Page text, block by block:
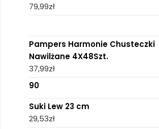
79,99zł
Pampers Harmonie Chusteczki
Nawilżane 4X48Szt.
37,99zł
90
Suki Lew 23 cm
29,53zł